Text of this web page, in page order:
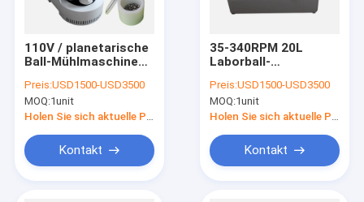
110V / planetarische
Ball-Mühlmaschine
Mühle 0.4L Benchtop
Preis:USD1500-USD3500
MOQ:1unit
Kontakt
35-340RPM 20L
Laborball-
voll Richtungs
vibriert
Preis:USD1500-USD3500
MOQ:1unit
Kontakt